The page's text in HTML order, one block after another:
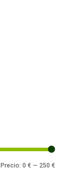
Precio
Precio
Precio:0 € — 250 €